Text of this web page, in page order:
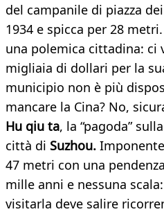
del campanile di piazza
1934 e spicca per 28
una polemica cittadina: ci
migliaia di dollari per la
municipio non è più
mancare la Cina? No,
Hu qiu ta, la “pagoda”
città di Suzhou.
47 metri con una
mille anni e nessuna
visitarla deve salire